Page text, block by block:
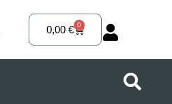
0,00€ 0
Carrito